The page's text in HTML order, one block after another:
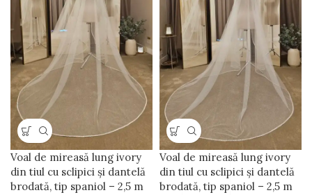
Voal de mireasă lung ivory
din tiul cu sclipici și dantelă
brodată, tip spaniol – 2,5 m
Voal de mireasă lung ivory
din tiul cu sclipici și dantelă
brodată, tip spaniol – 2,5 m